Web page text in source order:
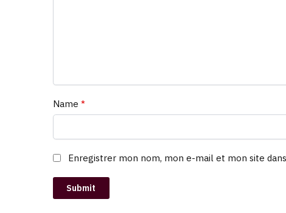
Name*
Enregistrer mon nom, mon e-mail et mon site